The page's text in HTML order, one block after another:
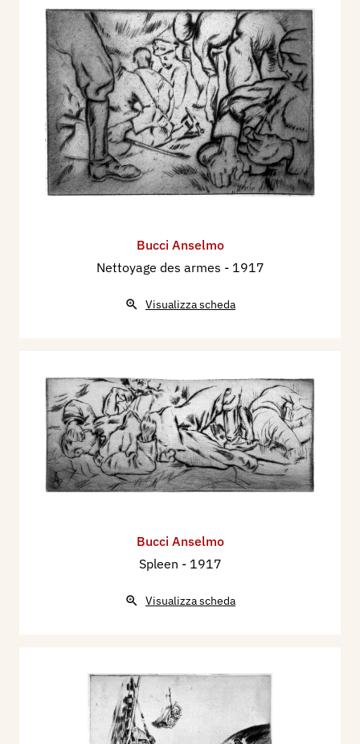
Bucci Anselmo
Nettoyage des armes - 1917
Visualizza scheda
Bucci Anselmo
Spleen - 1917
Visualizza scheda